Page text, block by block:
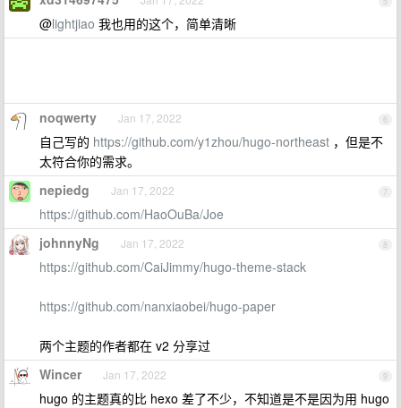
@lightjiao 我也用的这个，简单清晰
6
noqwerty Jan 17, 2022
自己写的 https://github.com/y1zhou/hugo-northeast ，但是不
太符合你的需求。
7
nepiedg Jan 17, 2022
https://github.com/HaoOuBa/Joe
8
johnnyNg Jan 17, 2022
https://github.com/CaiJimmy/hugo-theme-stack
https://github.com/nanxiaobei/hugo-paper
两个主题的作者都在 v2 分享过
9
Wincer Jan 17, 2022
hugo 的主题真的比 hexo 差了不少，不知道是不是因为用 hugo